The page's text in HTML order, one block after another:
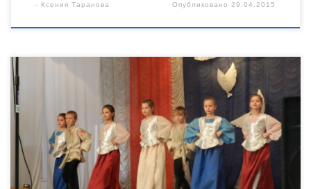
- Ксения Таранова Опубликовано29.04.2015
27 апреля 2015 года в г. Тамбове прошел детско-юношеский
музыкальный фестиваль «За други своя!», посвященный 70-
летию Победы в Великой Отечественной войне. В состав
жюри фестиваля вошел руководитель отдела религиозного
образования и катехизации Уваровской епархии священник
Дмитрий Овсянников. В мероприятии приняли участие
детские и юношеские хоровые, фольклорные и